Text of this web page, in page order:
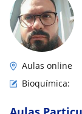
Aulas online
Bioquímica: